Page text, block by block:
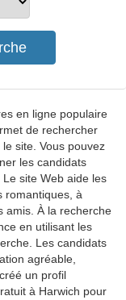
en ligne populaire
de rechercher
site. Vous pouvez
les candidats
site Web aide les
romantiques, à
amis. À la recherche
en utilisant les
Les candidats
agréable,
un profil
à Harwich pour